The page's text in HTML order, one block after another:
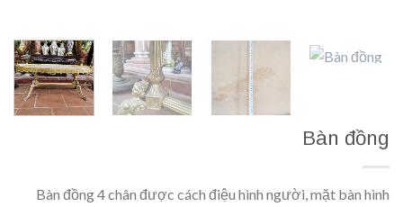
Bàn đồng
Bàn đồng 4 chân được cách điệu hình người, mặt bàn hình